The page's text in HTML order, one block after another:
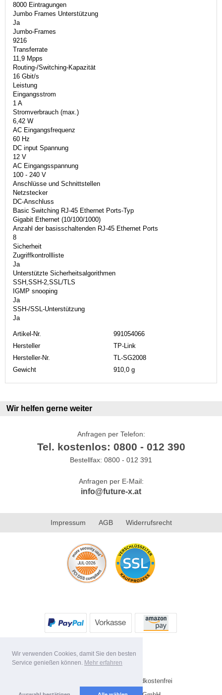
Wir verwenden Cookies, damit Sie den besten
Service genießen können. Mehr erfahren
8000 Eintragungen
Jumbo Frames Unterstützung
Ja
Jumbo-Frames
9216
Transferrate
11,9 Mpps
Routing-/Switching-Kapazität
16 Gbit/s
Leistung
Eingangsstrom
1 A
Stromverbrauch (max.)
6,42 W
AC Eingangsfrequenz
60 Hz
DC input Spannung
12 V
AC Eingangsspannung
100 - 240 V
Anschlüsse und Schnittstellen
Netzstecker
DC-Anschluss
Basic Switching RJ-45 Ethernet Ports-Typ
Gigabit Ethernet (10/100/1000)
Anzahl der basisschaltenden RJ-45 Ethernet Ports
8
Sicherheit
Zugriffkontrollliste
Ja
Unterstützte Sicherheitsalgorithmen
SSH,SSH-2,SSL/TLS
IGMP snooping
Ja
SSH-/SSL-Unterstützung
Ja
Artikel-Nr.
991054066
Hersteller
TP-Link
Hersteller-Nr.
TL-SG2008
Gewicht
910,0 g
Wir helfen gerne weiter
Anfragen per Telefon:
Tel. kostenlos: 0800 - 012 390
Bestellfax: 0800 - 012 391
Anfragen per E-Mail:
info@future-x.at
Impressum AGB Widerrufsrecht
* Alle Preise inkl. MwSt. Versandkostenfrei